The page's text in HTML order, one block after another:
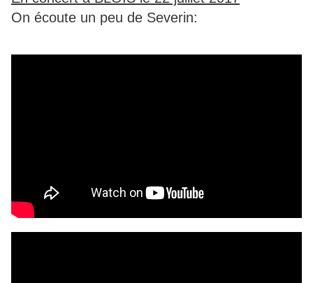
On écoute un peu de Severin: